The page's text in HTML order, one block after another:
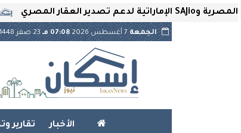
”لوتير”
الجمعة7 أغسطس 2026 07:08 مـ 23 صفر 1448
الأخبار تقارير